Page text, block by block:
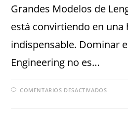
Grandes Modelos de
está convirtiendo en una
indispensable. Dominar
Engineering no es…
COMENTARIOS DESACTIVADOS